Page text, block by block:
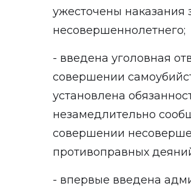
ужесточены
несовершеннолетнего;
- введена уголовная
совершении
установлена
незамедлительно
совершении
противоправных
- впервые введена